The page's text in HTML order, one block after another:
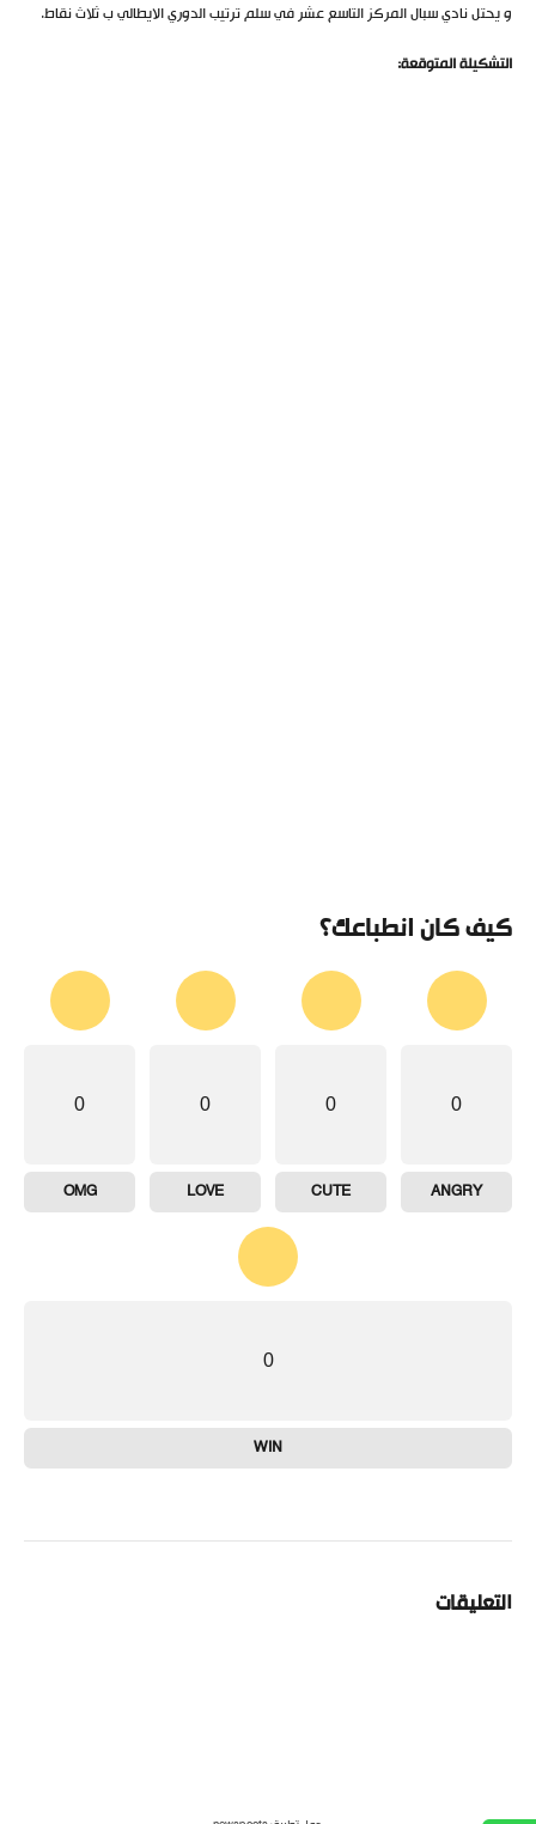
و يحتل نادي سبال المركز التاسع عشر في سلم ترتيب الدوري الايطالي ب ثلاث نقاط.
التشكيلة المتوقعة:
كيف كان انطباعك؟
0
ANGRY
0
CUTE
0
LOVE
0
OMG
0
WIN
التعليقات